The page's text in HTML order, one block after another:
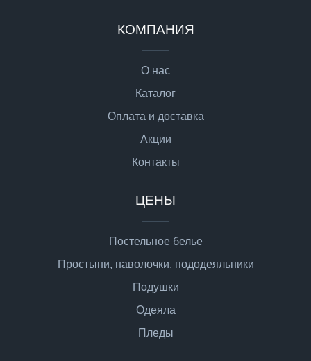
КОМПАНИЯ
О нас
Каталог
Оплата и доставка
Акции
Контакты
ЦЕНЫ
Постельное белье
Простыни, наволочки, пододеяльники
Подушки
Одеяла
Пледы